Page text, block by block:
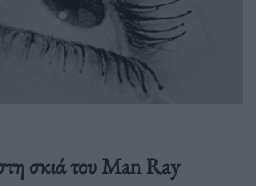
σκιά του Man Ray